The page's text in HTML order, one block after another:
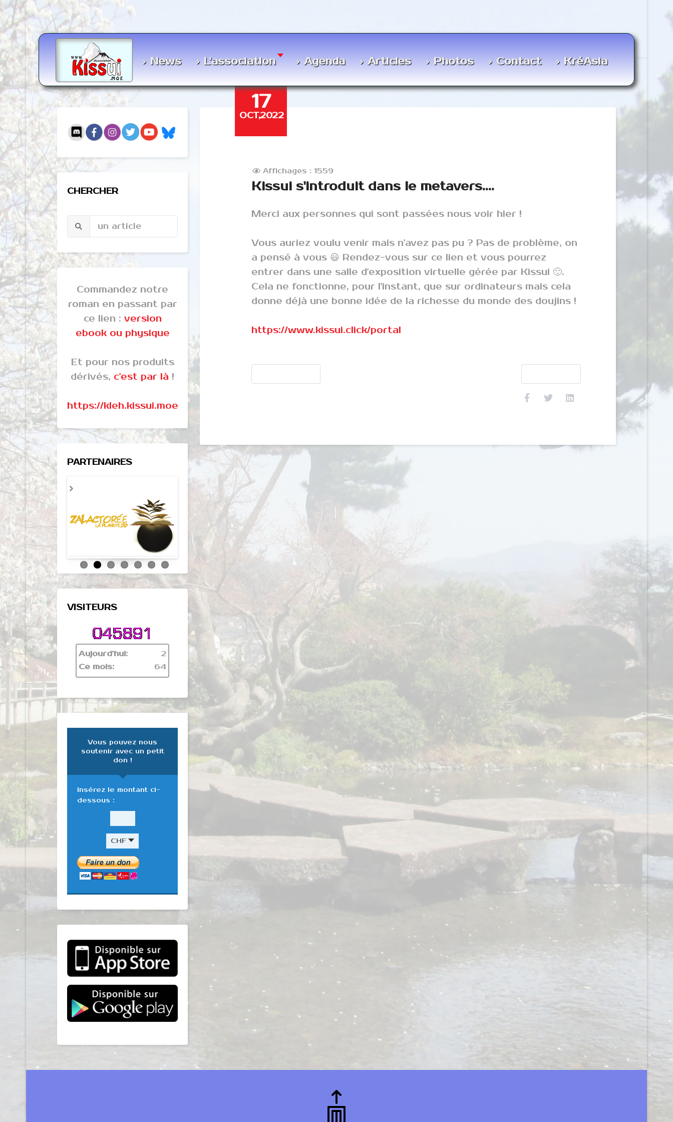
News L'association Agenda Articles Photos Contact KréAsia
CHERCHER
Commandez notre
roman en passant par
ce lien : version
ebook ou physique
Et pour nos produits
dérivés, c'est par là !
https://kleh.kissui.moe
PARTENAIRES
VISITEURS
Aujourd'hui:
2
Ce mois:
64
Vous pouvez nous
soutenir avec un petit
don !
Insérez le montant ci-
dessous :
17
OCT,2022
Affichages : 1559
Kissui s'introduit dans le metavers....
Merci aux personnes qui sont passées nous voir hier !
Vous auriez voulu venir mais n'avez pas pu ? Pas de problème, on
a pensé à vous 😃 Rendez-vous sur ce lien et vous pourrez
entrer dans une salle d'exposition virtuelle gérée par Kissui 🙂.
Cela ne fonctionne, pour l'instant, que sur ordinateurs mais cela
donne déjà une bonne idée de la richesse du monde des doujins !
https://www.kissui.click/portal
Article suivant : Edely gagne un niveau